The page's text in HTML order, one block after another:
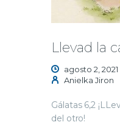
Llevad la
agosto 2, 2021
Anielka Jiron
Gálatas 6,2
del otro!